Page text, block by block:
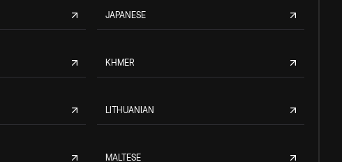
JAPANESE
KHMER
LITHUANIAN
MALTESE